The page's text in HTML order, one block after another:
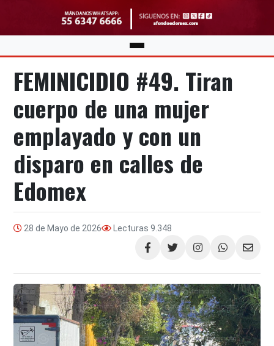
FEMINICIDIO #49. Tiran
cuerpo de una mujer
emplayado y con un
disparo en calles de
Edomex
28 de Mayo de 2026 Lecturas 9.348
Compartir